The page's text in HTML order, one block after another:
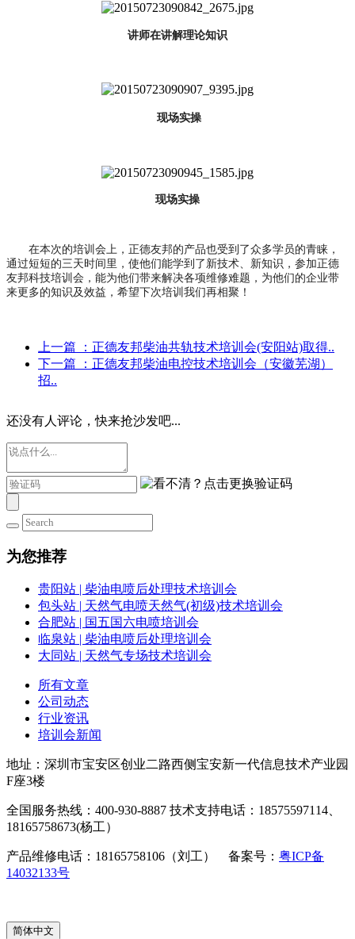
讲师在讲解理论知识
现场实操
现场实操
在本次的培训会上，正德友邦的产品也受到了众多学员的青睐，
通过短短的三天时间里，使他们能学到了新技术、新知识，参加正德
友邦科技培训会，能为他们带来解决各项维修难题，为他们的企业带
来更多的知识及效益，希望下次培训我们再相聚！
上一篇
：正德友邦柴油共轨技术培训会(安阳站)取得..
下一篇
：正德友邦柴油电控技术培训会（安徽芜湖）
招..
还没有人评论，快来抢沙发吧...
为您推荐
贵阳站 | 柴油电喷后处理技术培训会
包头站 | 天然气电喷天然气(初级)技术培训会
合肥站 | 国五国六电喷培训会
临泉站 | 柴油电喷后处理培训会
大同站 | 天然气专场技术培训会
所有文章
公司动态
行业资讯
培训会新闻
地址：深圳市宝安区创业二路西侧宝安新一代信息技术产业园
F座3楼
全国服务热线：400-930-8887 技术支持电话：18575597114、
18165758673(杨工）
产品维修电话：18165758106（刘工） 备案号： 粤ICP备
14032133号
简体中文